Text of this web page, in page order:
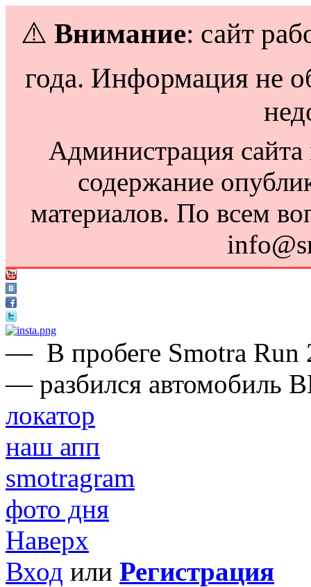
⚠️ Внимание: сайт
года. Информация не
Администрация сайта
содержание
материалов. По всем
— В пробеге Smotra
— разбился автомобиль
локатор
наш апп
smotragram
фото дня
Наверх
Вход или Регистрация